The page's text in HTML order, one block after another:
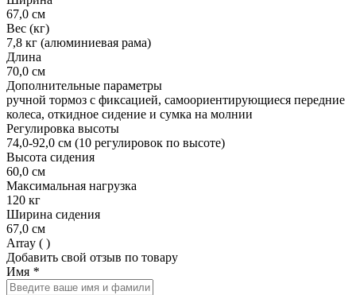
67,0 см
Вес (кг)
7,8 кг (алюминиевая рама)
Длина
70,0 см
Дополнительные параметры
ручной тормоз с фиксацией, самоориентирующиеся передние
колеса, откидное сидение и сумка на молнии
Регулировка высоты
74,0-92,0 см (10 регулировок по высоте)
Высота сидения
60,0 см
Максимальная нагрузка
120 кг
Ширина сидения
67,0 см
Array ( )
Добавить свой отзыв по товару
Имя *